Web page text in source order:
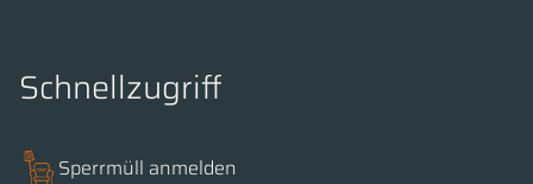
Schnellzugriff
Sperrmüll anmelden